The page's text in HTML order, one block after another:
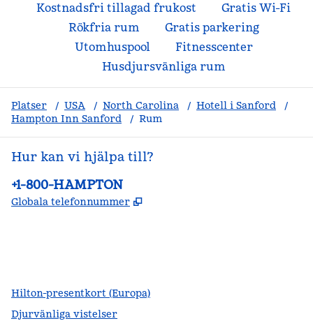
Kostnadsfri tillagad frukost
Gratis Wi-Fi
Rökfria rum
Gratis parkering
Utomhuspool
Fitnesscenter
Husdjursvänliga rum
Platser / USA / North Carolina / Hotell i Sanford
/
Hampton Inn Sanford
/ Rum
Hur kan vi hjälpa till?
Telefon:
+1-800-HAMPTON
Globala telefonnummer ,
Hilton-presentkort (Europa)
Djurvänliga vistelser